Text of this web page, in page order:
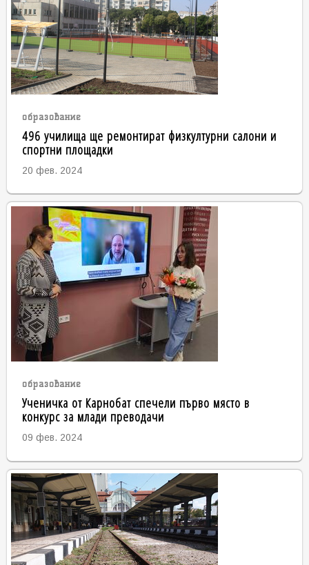
образование
496 училища ще ремонтират физкултурни салони и
спортни площадки
20 фев. 2024
образование
Ученичка от Карнобат спечели първо място в
конкурс за млади преводачи
09 фев. 2024